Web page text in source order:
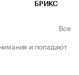
БРИКС
Все
и попадают